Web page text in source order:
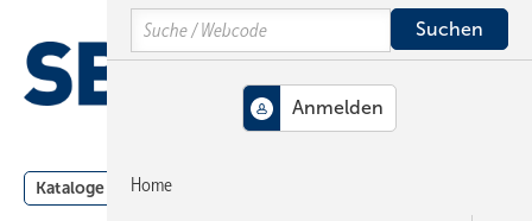
Hauptinhalt
Hauptmenü
SiteSearch
Kataloge Meldungen
Search
Home